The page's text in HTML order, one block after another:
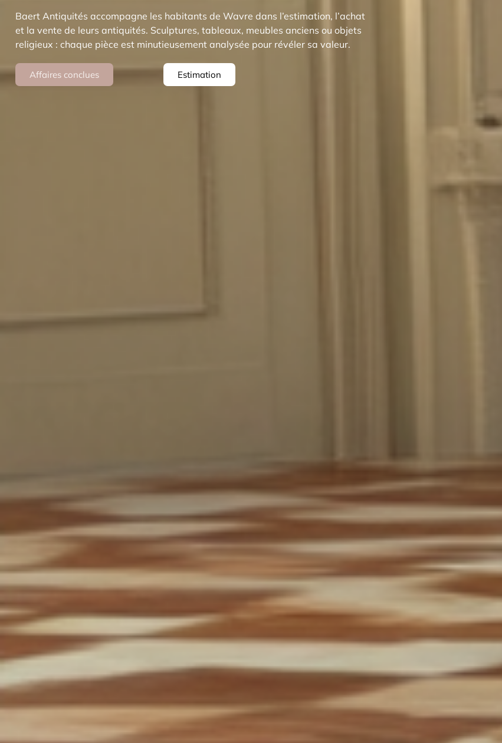
Baert Antiquités accompagne les habitants de Wavre dans l’estimation, l’achat
et la vente de leurs antiquités. Sculptures, tableaux, meubles anciens ou objets
religieux : chaque pièce est minutieusement analysée pour révéler sa valeur.
Affaires conclues Estimation